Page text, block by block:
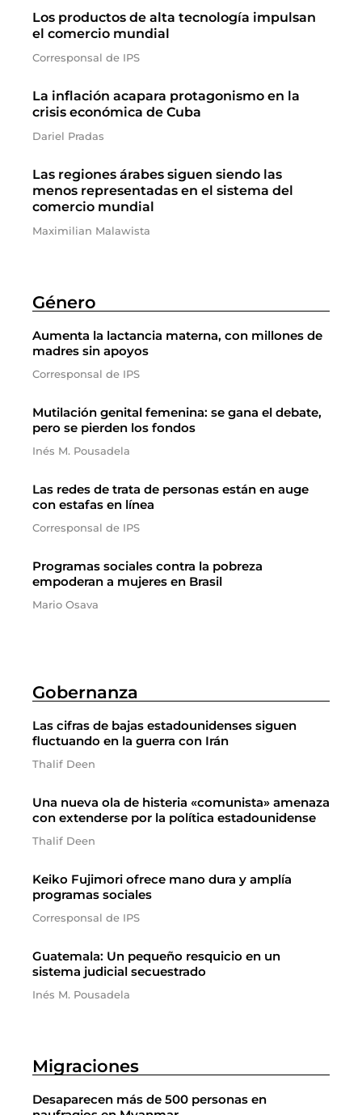
Los productos de alta tecnología impulsan
el comercio mundial
Corresponsal de IPS
La inflación acapara protagonismo en la
crisis económica de Cuba
Dariel Pradas
Las regiones árabes siguen siendo las
menos representadas en el sistema del
comercio mundial
Maximilian Malawista
Género
Aumenta la lactancia materna, con millones de
madres sin apoyos
Corresponsal de IPS
Mutilación genital femenina: se gana el debate,
pero se pierden los fondos
Inés M. Pousadela
Las redes de trata de personas están en auge
con estafas en línea
Corresponsal de IPS
Programas sociales contra la pobreza
empoderan a mujeres en Brasil
Mario Osava
Gobernanza
Las cifras de bajas estadounidenses siguen
fluctuando en la guerra con Irán
Thalif Deen
Una nueva ola de histeria «comunista» amenaza
con extenderse por la política estadounidense
Thalif Deen
Keiko Fujimori ofrece mano dura y amplía
programas sociales
Corresponsal de IPS
Guatemala: Un pequeño resquicio en un
sistema judicial secuestrado
Inés M. Pousadela
Migraciones
Desaparecen más de 500 personas en